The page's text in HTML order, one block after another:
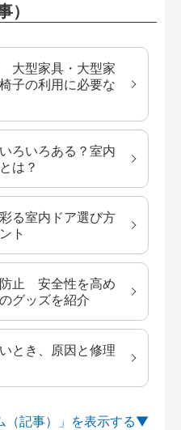
）
大型家具・大型家
子の利用に必要な
ろいろある？室内
は？
る室内ドア選び方
ト
防止 安全性を高め
グッズを紹介
とき、原因と修理
（記事）」を